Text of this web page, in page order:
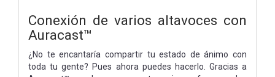
Conexión de varios altavoces con
Auracast™
¿No te encantaría compartir tu estado de ánimo con
toda tu gente? Pues ahora puedes hacerlo. Gracias a